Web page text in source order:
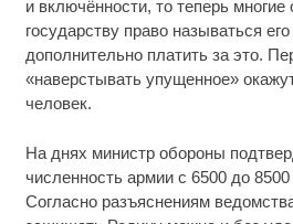
и включённости, то теперь
государству право называться
дополнительно платить за это.
«наверстывать упущенное»
человек.
На днях министр обороны
численность армии с 6500 до
Согласно разъяснениям